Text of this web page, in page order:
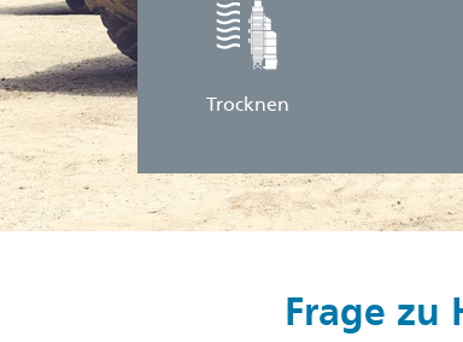
Trocknen
Frage zu